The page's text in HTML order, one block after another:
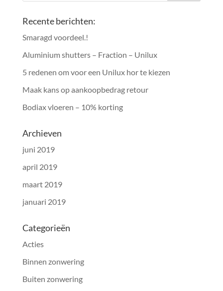
Recente berichten:
Smaragd voordeel.!
Aluminium shutters – Fraction – Unilux
5 redenen om voor een Unilux hor te kiezen
Maak kans op aankoopbedrag retour
Bodiax vloeren – 10% korting
Archieven
juni 2019
april 2019
maart 2019
januari 2019
Categorieën
Acties
Binnen zonwering
Buiten zonwering